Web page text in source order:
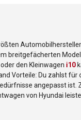
breitgefächerten
oder den Kleinwagen i10
Vorteile: Du zahlst
angepasst
von Hyundai